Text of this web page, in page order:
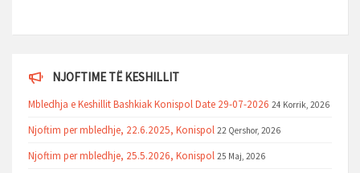
NJOFTIME TË KESHILLIT
Mbledhja e Keshillit Bashkiak Konispol Date 29-07-2026 24 Korrik, 2026
Njoftim per mbledhje, 22.6.2025, Konispol 22 Qershor, 2026
Njoftim per mbledhje, 25.5.2026, Konispol 25 Maj, 2026